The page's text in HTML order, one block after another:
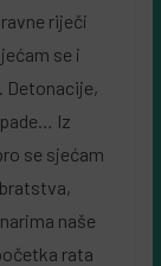
riječi
se i
Detonacije,
Iz
se sjećam
naše
rata